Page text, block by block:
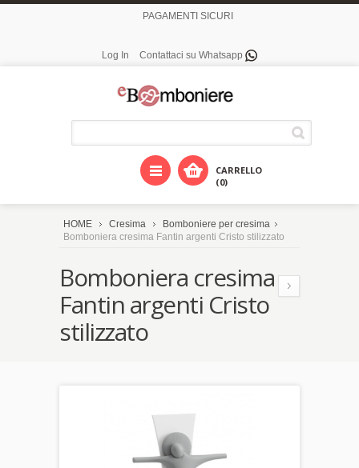
PAGAMENTI SICURI
Log In Contattaci su Whatsapp
CARRELLO
(0)
HOME Cresima
Bomboniere per cresima
Bomboniera cresima Fantin argenti Cristo stilizzato
Bomboniera cresima
Fantin argenti Cristo
stilizzato